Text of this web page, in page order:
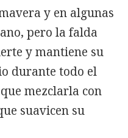
y en algunas
pero la falda
y mantiene su
durante todo el
mezclarla con
suavicen su